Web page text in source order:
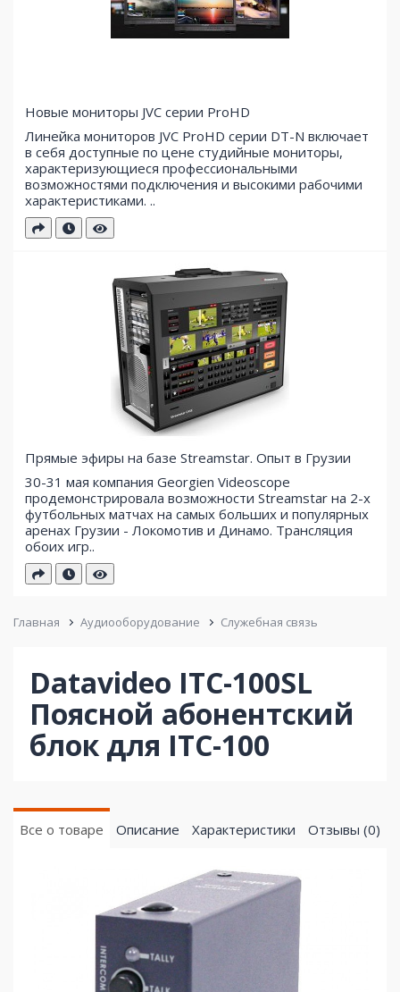
Новые мониторы JVC серии ProHD
Линейка мониторов JVC ProHD серии DT-N включает
в себя доступные по цене студийные мониторы,
характеризующиеся профессиональными
возможностями подключения и высокими рабочими
характеристиками. ..
Прямые эфиры на базе Streamstar. Опыт в Грузии
30-31 мая компания Georgien Videoscope
продемонстрировала возможности Streamstar на 2-х
футбольных матчах на самых больших и популярных
аренах Грузии - Локомотив и Динамо. Трансляция
обоих игр..
Главная Аудиооборудование Служебная связь
Datavideo ITC-100SL
Поясной абонентский
блок для ITC-100
Все о товаре Описание Характеристики Отзывы (0)